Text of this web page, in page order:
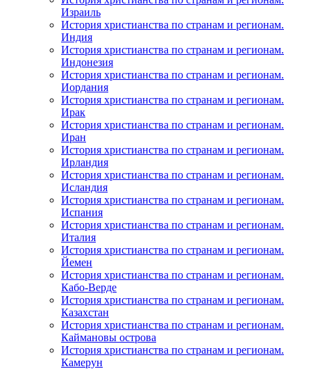
Израиль
История христианства по странам и регионам.
Индия
История христианства по странам и регионам.
Индонезия
История христианства по странам и регионам.
Иордания
История христианства по странам и регионам.
Ирак
История христианства по странам и регионам.
Иран
История христианства по странам и регионам.
Ирландия
История христианства по странам и регионам.
Исландия
История христианства по странам и регионам.
Испания
История христианства по странам и регионам.
Италия
История христианства по странам и регионам.
Йемен
История христианства по странам и регионам.
Кабо-Верде
История христианства по странам и регионам.
Казахстан
История христианства по странам и регионам.
Каймановы острова
История христианства по странам и регионам.
Камерун